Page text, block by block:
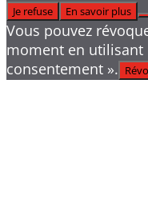
Je refuse
En savoir plus
Vous pouvez
moment en utilisant
consentement ».